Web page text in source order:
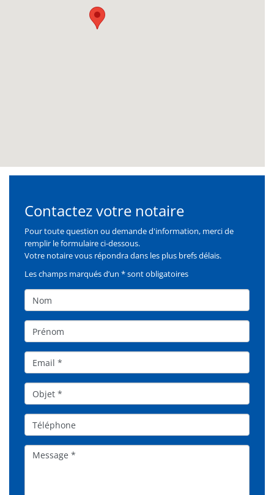
Formulaire
Contactez votre notaire
Pour toute question ou demande d'information, merci de
remplir le formulaire ci-dessous.
Votre notaire vous répondra dans les plus brefs délais.
Les champs marqués d’un * sont obligatoires
Nom
Prénom
Email
Objet*
Téléphone
Message